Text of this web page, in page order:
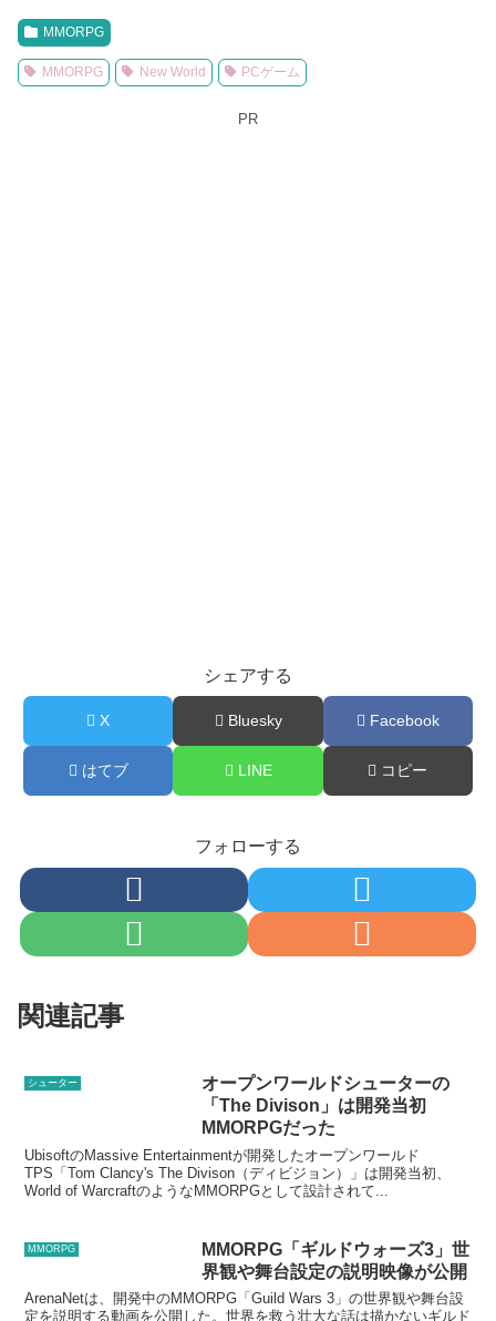
MMORPG
MMORPG New World PCゲーム
PR
シェアする
X Bluesky Facebook
はてブ LINE コピー
フォローする
関連記事
シューター
オープンワールドシューターの
「The Divison」は開発当初
MMORPGだった
UbisoftのMassive Entertainmentが開発したオープンワールド
TPS「Tom Clancy's The Divison（ディビジョン）」は開発当初、
World of WarcraftのようなMMORPGとして設計されて...
MMORPG
MMORPG「ギルドウォーズ3」世
界観や舞台設定の説明映像が公開
ArenaNetは、開発中のMMORPG「Guild Wars 3」の世界観や舞台設
定を説明する動画を公開した。世界を救う壮大な話は描かないギルド